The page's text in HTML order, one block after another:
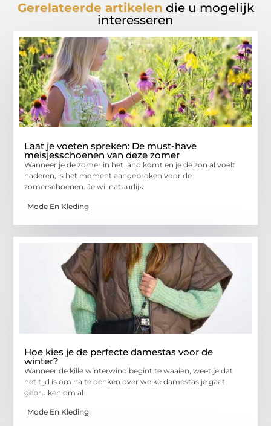
Gerelateerde artikelen die u mogelijk
interesseren
Laat je voeten spreken: De must-have
meisjesschoenen van deze zomer
Wanneer je de zomer in het land komt en je de zon al voelt
naderen, is het moment aangebroken voor de
zomerschoenen. Je wil natuurlijk
Mode En Kleding
Hoe kies je de perfecte damestas voor de
winter?
Wanneer de kille winterwind begint te waaien, weet je dat
het tijd is om na te denken over welke damestas je gaat
gebruiken om al
Mode En Kleding